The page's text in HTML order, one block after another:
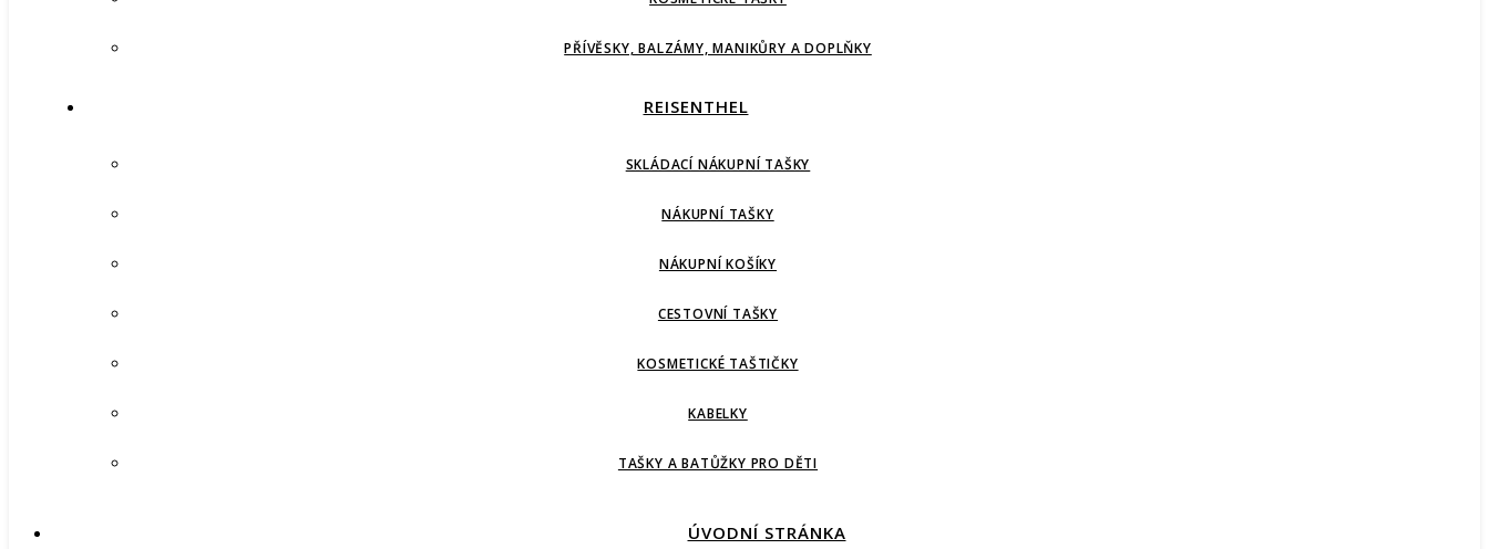
PŘÍVĚSKY, BALZÁMY, MANIKŮRY A DOPLŇKY
REISENTHEL
SKLÁDACÍ NÁKUPNÍ TAŠKY
NÁKUPNÍ TAŠKY
NÁKUPNÍ KOŠÍKY
CESTOVNÍ TAŠKY
KOSMETICKÉ TAŠTIČKY
KABELKY
TAŠKY A BATŮŽKY PRO DĚTI
ÚVODNÍ STRÁNKA